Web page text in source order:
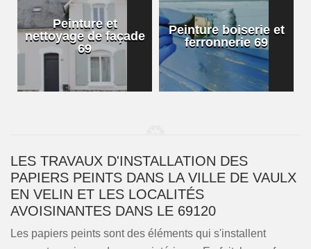
Peinture et
nettoyage de façade
69
Peinture boiserie et
ferronnerie 69
LES TRAVAUX D'INSTALLATION DES
PAPIERS PEINTS DANS LA VILLE DE VAULX
EN VELIN ET LES LOCALITÉS
AVOISINANTES DANS LE 69120
Les papiers peints sont des éléments qui s'installent